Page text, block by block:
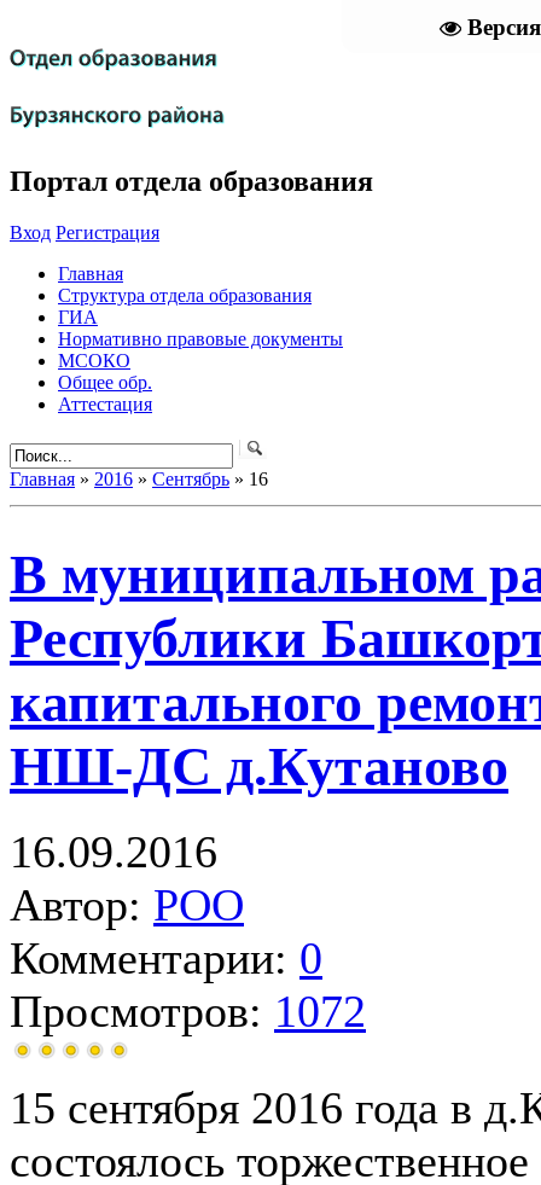
Портал отдела образования
Вход Регистрация
Главная
Структура отдела образования
ГИА
Нормативно правовые документы
МСОКО
Общее обр.
Аттестация
Главная » 2016 » Сентябрь » 16
В муниципальном
Республики
капитального
НШ-ДС д.Кутаново
16.09.2016
Автор: РОО
Комментарии: 0
Просмотров: 1072
15 сентября 2016 года в
состоялось